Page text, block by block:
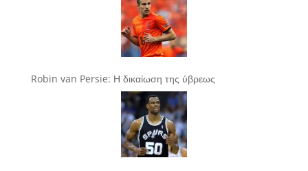
Robin van Persie: Η δικαίωση της ύβρεως